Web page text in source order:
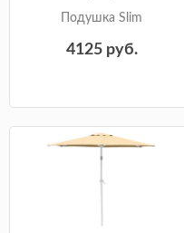
Подушка Slim
4125руб.